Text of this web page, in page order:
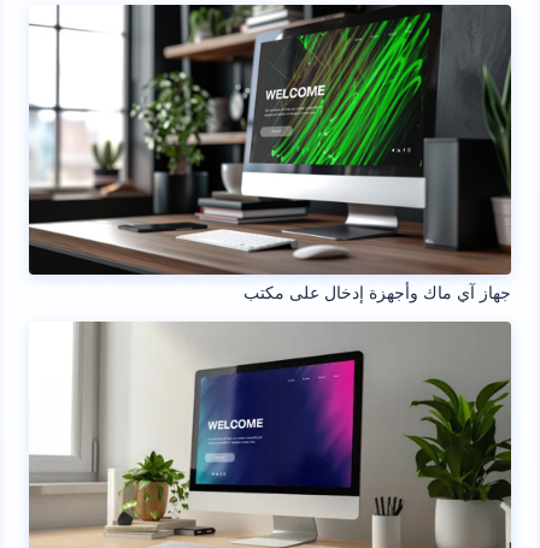
جهاز آي ماك وأجهزة إدخال على مكتب